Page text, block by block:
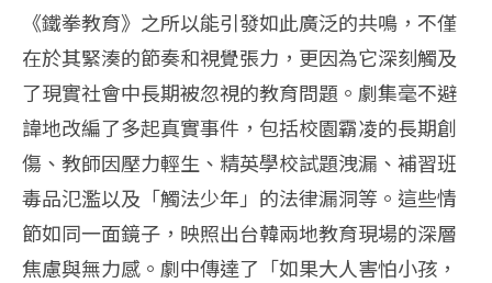
《鐵拳教育》之所以能引發如此廣泛的共鳴，不僅
在於其緊湊的節奏和視覺張力，更因為它深刻觸及
了現實社會中長期被忽視的教育問題。劇集毫不避
諱地改編了多起真實事件，包括校園霸凌的長期創
傷、教師因壓力輕生、精英學校試題洩漏、補習班
毒品氾濫以及「觸法少年」的法律漏洞等。這些情
節如同一面鏡子，映照出台韓兩地教育現場的深層
焦慮與無力感。劇中傳達了「如果大人害怕小孩，